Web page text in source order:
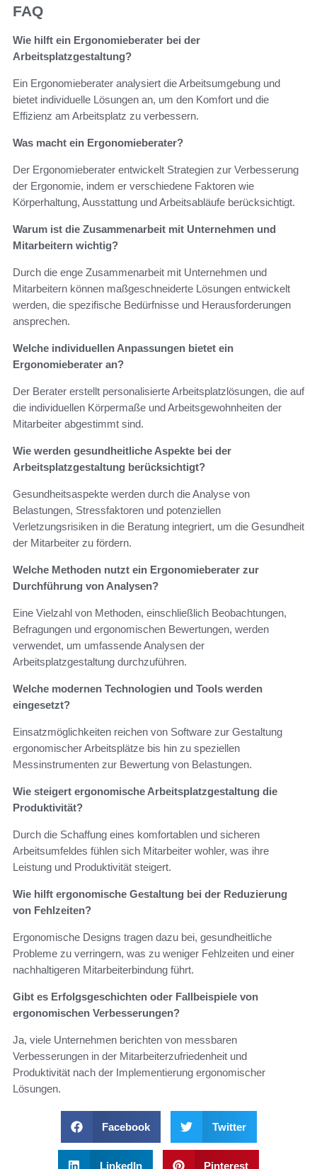
FAQ
Wie hilft ein Ergonomieberater bei der
Arbeitsplatzgestaltung?
Ein Ergonomieberater analysiert die Arbeitsumgebung und
bietet individuelle Lösungen an, um den Komfort und die
Effizienz am Arbeitsplatz zu verbessern.
Was macht ein Ergonomieberater?
Der Ergonomieberater entwickelt Strategien zur Verbesserung
der Ergonomie, indem er verschiedene Faktoren wie
Körperhaltung, Ausstattung und Arbeitsabläufe berücksichtigt.
Warum ist die Zusammenarbeit mit Unternehmen und
Mitarbeitern wichtig?
Durch die enge Zusammenarbeit mit Unternehmen und
Mitarbeitern können maßgeschneiderte Lösungen entwickelt
werden, die spezifische Bedürfnisse und Herausforderungen
ansprechen.
Welche individuellen Anpassungen bietet ein
Ergonomieberater an?
Der Berater erstellt personalisierte Arbeitsplatzlösungen, die auf
die individuellen Körpermaße und Arbeitsgewohnheiten der
Mitarbeiter abgestimmt sind.
Wie werden gesundheitliche Aspekte bei der
Arbeitsplatzgestaltung berücksichtigt?
Gesundheitsaspekte werden durch die Analyse von
Belastungen, Stressfaktoren und potenziellen
Verletzungsrisiken in die Beratung integriert, um die Gesundheit
der Mitarbeiter zu fördern.
Welche Methoden nutzt ein Ergonomieberater zur
Durchführung von Analysen?
Eine Vielzahl von Methoden, einschließlich Beobachtungen,
Befragungen und ergonomischen Bewertungen, werden
verwendet, um umfassende Analysen der
Arbeitsplatzgestaltung durchzuführen.
Welche modernen Technologien und Tools werden
eingesetzt?
Einsatzmöglichkeiten reichen von Software zur Gestaltung
ergonomischer Arbeitsplätze bis hin zu speziellen
Messinstrumenten zur Bewertung von Belastungen.
Wie steigert ergonomische Arbeitsplatzgestaltung die
Produktivität?
Durch die Schaffung eines komfortablen und sicheren
Arbeitsumfeldes fühlen sich Mitarbeiter wohler, was ihre
Leistung und Produktivität steigert.
Wie hilft ergonomische Gestaltung bei der Reduzierung
von Fehlzeiten?
Ergonomische Designs tragen dazu bei, gesundheitliche
Probleme zu verringern, was zu weniger Fehlzeiten und einer
nachhaltigeren Mitarbeiterbindung führt.
Gibt es Erfolgsgeschichten oder Fallbeispiele von
ergonomischen Verbesserungen?
Ja, viele Unternehmen berichten von messbaren
Verbesserungen in der Mitarbeiterzufriedenheit und
Produktivität nach der Implementierung ergonomischer
Lösungen.
Facebook Twitter
LinkedIn Pinterest